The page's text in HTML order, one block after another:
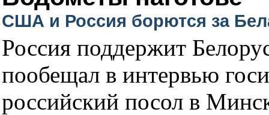
США и Россия борются за
Россия поддержит
пообещал в интервью
российский посол в